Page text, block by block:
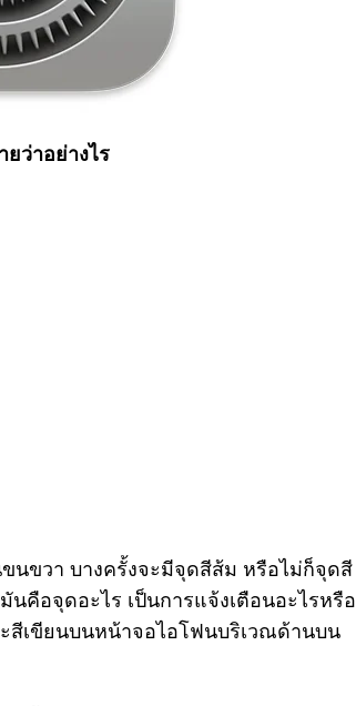
ว่าอย่างไร
นขวา บางครั้งจะมีจุดสีส้ม หรือไม่ก็จุดสี
คือจุดอะไร เป็นการแจ้งเตือนอะไรหรือ
สีเขียนบนหน้าจอไอโฟนบริเวณด้านบน